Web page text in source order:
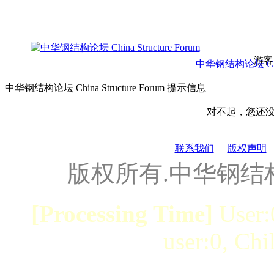
游
中华钢结构论坛
中华钢结构论坛 China Structure Forum 提示信息
对不起，您还
联系我们 版权声明
版权所有.中华钢
[Processing Time]
user:0,